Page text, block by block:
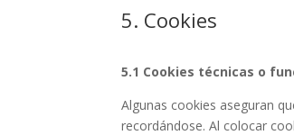
5. Cookies
5.1 Cookies técnicas o
Algunas cookies aseguran
recordándose. Al colocar